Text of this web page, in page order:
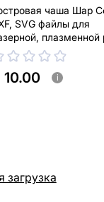
чаша Шар
SVG файлы для
плазменной
10.00 i
загрузка